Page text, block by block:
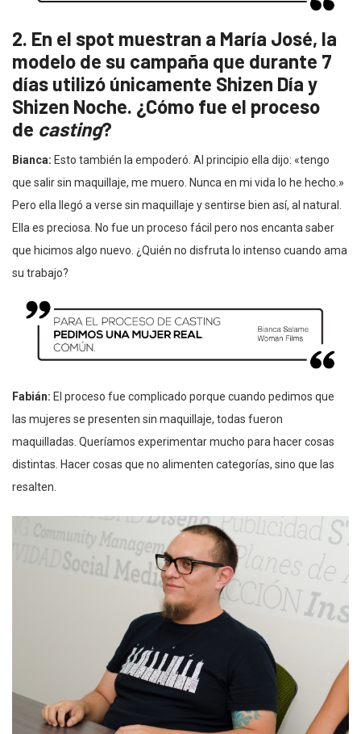
2. En el spot muestran a María José, la
modelo de su campaña que durante 7
días utilizó únicamente Shizen Día y
Shizen Noche. ¿Cómo fue el proceso
de casting?
Bianca: Esto también la empoderó. Al principio ella dijo: «tengo
que salir sin maquillaje, me muero. Nunca en mi vida lo he hecho.»
Pero ella llegó a verse sin maquillaje y sentirse bien así, al natural.
Ella es preciosa. No fue un proceso fácil pero nos encanta saber
que hicimos algo nuevo. ¿Quién no disfruta lo intenso cuando ama
su trabajo?
Fabián: El proceso fue complicado porque cuando pedimos que
las mujeres se presenten sin maquillaje, todas fueron
maquilladas. Queríamos experimentar mucho para hacer cosas
distintas. Hacer cosas que no alimenten categorías, sino que las
resalten.